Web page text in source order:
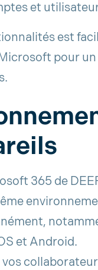
et
est
pour
365 de
et Android.
vos